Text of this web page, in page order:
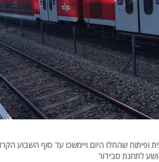
ופיתוח שהחלו היום ויימשכו עד סוף השבוע
לתחנת סבידור